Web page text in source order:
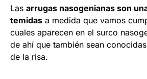
Las arrugas nasogenianas son
temidas a medida que vamos
cuales aparecen en el surco
de ahí que también sean
de la risa.